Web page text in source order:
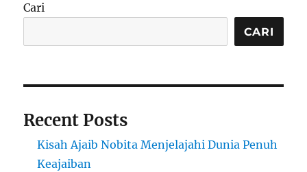
Cari
CARI
Recent Posts
Kisah Ajaib Nobita Menjelajahi Dunia Penuh
Keajaiban